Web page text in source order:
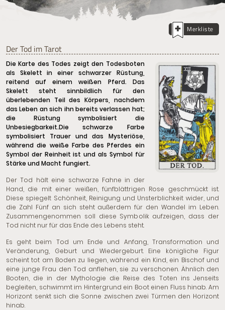
Merkliste
Der Tod im Tarot
Die Karte des Todes zeigt den Todesboten
als Skelett in einer schwarzer Rüstung,
reitend auf einem weißen Pferd. Das
Skelett steht sinnbildlich für den
überlebenden Teil des Körpers, nachdem
das Leben an sich ihn bereits verlassen hat;
die Rüstung symbolisiert die
Unbesiegbarkeit.Die schwarze Farbe
symbolisiert Trauer und das Mysteriöse,
während die weiße Farbe des Pferdes ein
Symbol der Reinheit ist und als Symbol für
Stärke und Macht fungiert.
Der Tod hält eine schwarze Fahne in der
Hand, die mit einer weißen, fünfblättrigen Rose geschmückt ist.
Diese spiegelt Schönheit, Reinigung und Unsterblichkeit wider, und
die Zahl Fünf an sich steht außerdem für den Wandel im Leben.
Zusammengenommen soll diese Symbolik aufzeigen, dass der
Tod nicht nur für das Ende des Lebens steht.
Es geht beim Tod um Ende und Anfang, Transformation und
Veränderung, Geburt und Wiedergeburt. Eine königliche Figur
scheint tot am Boden zu liegen, während ein Kind, ein Bischof und
eine junge Frau den Tod anflehen, sie zu verschonen. Ähnlich den
Booten, die in der Mythologie die Reise des Toten ins Jenseits
begleiten, schwimmt im Hintergrund ein Boot einen Fluss hinab. Am
Horizont senkt sich die Sonne zwischen zwei Türmen den Horizont
hinab.